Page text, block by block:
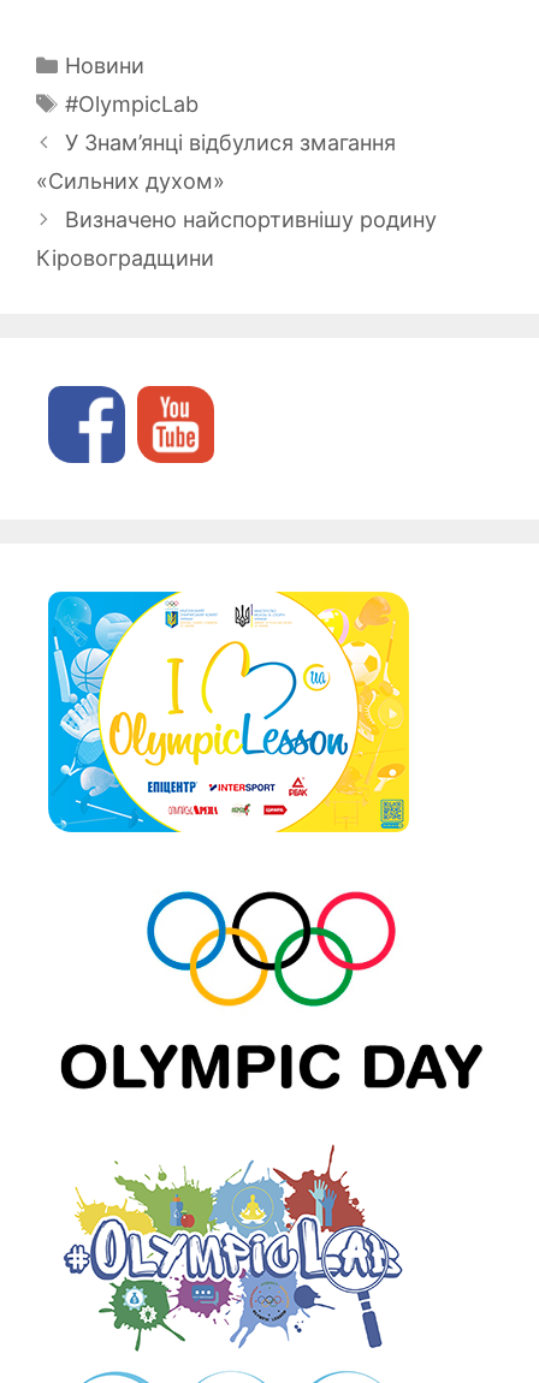
Категорії
Новини
Позначки
#OlympicLab
У Знам’янці відбулися змагання
«Сильних духом»
Визначено найспортивнішу родину
Кіровоградщини